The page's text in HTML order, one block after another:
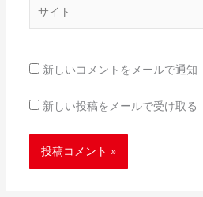
新しいコメントをメールで通知
新しい投稿をメールで受け取る